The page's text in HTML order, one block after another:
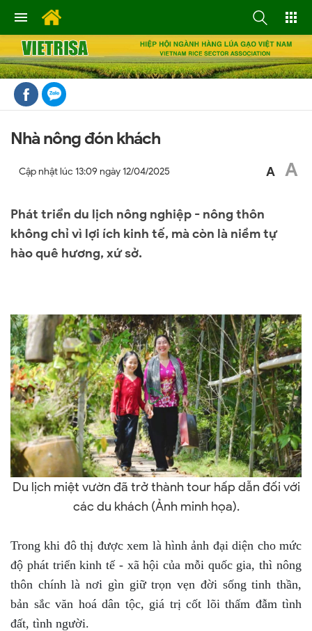
Nhà nông đón khách
Cập nhật lúc 13:09 ngày 12/04/2025 A A
Phát triển du lịch nông nghiệp - nông thôn
không chỉ vì lợi ích kinh tế, mà còn là niềm tự
hào quê hương, xứ sở.
Du lịch miệt vườn đã trở thành tour hấp dẫn đối với
các du khách (Ảnh minh họa).
Trong khi đô thị được xem là hình ảnh đại diện cho mức
độ phát triển kinh tế - xã hội của mỗi quốc gia, thì nông
thôn chính là nơi gìn giữ trọn vẹn đời sống tinh thần,
bản sắc văn hoá dân tộc, giá trị cốt lõi thấm đẫm tình
đất, tình người.